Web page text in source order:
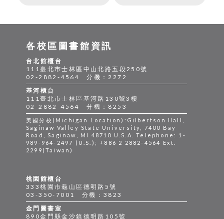
桃園館櫃台
333桃園市龜山區德明路5號
03-350-7001 分機：3823
金門圖書室
890金門縣金沙鎮德明路105號
各校區圖書館資訊
台北館櫃台
111臺北市士林區中山北路五段250號
02-2882-4564 分機：2272
基河櫃台
111臺北市士林區基河路130號3樓
02-2882-4564 分機：8253
美國分校(Michigan Location):Gilbertson Hall,
Saginaw Valley State University, 7400 Bay
Road, Saginaw, MI 48710 U.S.A. Telephone: 1-
989-964-2497 (U.S.); +886 2 2882-4564 Ext.
2299(Taiwan)